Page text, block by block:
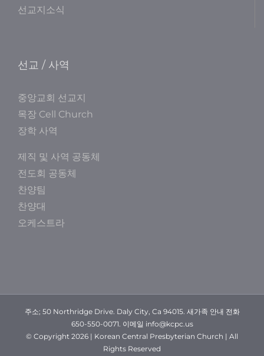
선교지소식
선교 / 사역
중앙교회 선교지
목장 Cell Church
장학 사역
제직 및 사역 공동체
전도회 공동체
찬양팀
찬양대
오케스트라
주소; 50 Northridge Drive. Daly City, Ca 94015. 새가족 안내 전화
650-550-0071. 이메일 info@kcpc.us
© Copyright 2026 | Korean Central Presbyterian Church | All
Rights Reserved